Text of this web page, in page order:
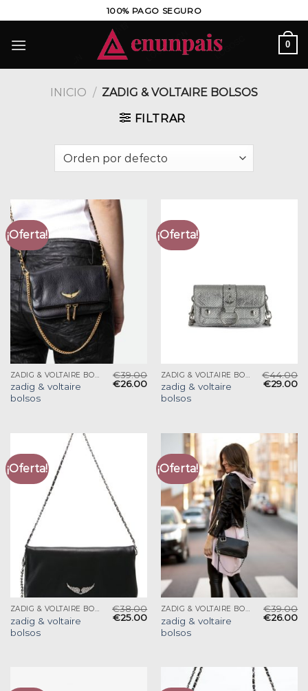
al
contenido
100% PAGO SEGURO
0
INICIO / ZADIG & VOLTAIRE BOLSOS
FILTRAR
¡Oferta!
zadig & voltaire
bolsos
€39.00
€26.00
¡Oferta!
zadig & voltaire
bolsos
€44.00
€29.00
¡Oferta!
ZADIG & VOLTAIRE BOLSOS
zadig & voltaire
bolsos
€38.00
€25.00
¡Oferta!
ZADIG & VOLTAIRE BOLSOS
zadig & voltaire
bolsos
€39.00
€26.00